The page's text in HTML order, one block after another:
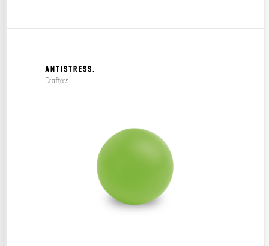
ANTISTRESS.
Crafters